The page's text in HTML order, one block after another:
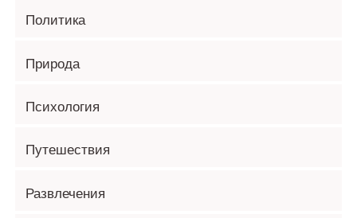
Политика
Природа
Психология
Путешествия
Развлечения